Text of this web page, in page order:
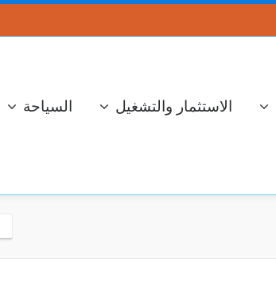
الاستثمار والتشغيل السياحة